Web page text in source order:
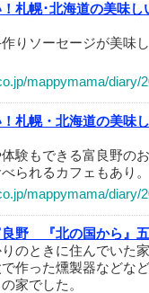
！札幌･北海道の美味
りソーセージが美味
mappymama/diary/
札幌・北海道の美味
験もできる富良野の
られるカフェもあり。
mappymama/diary/
良野 『北の国から』
のときに住んでいた
作った燻製器などな
家でした。